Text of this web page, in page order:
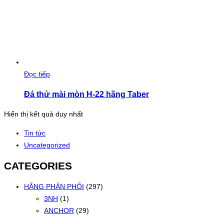
Đọc tiếp
Đá thử mài mòn H-22 hãng Taber
Hiển thị kết quả duy nhất
Tin tức
Uncategorized
CATEGORIES
HÃNG PHÂN PHỐI (297)
3NH (1)
ANCHOR (29)